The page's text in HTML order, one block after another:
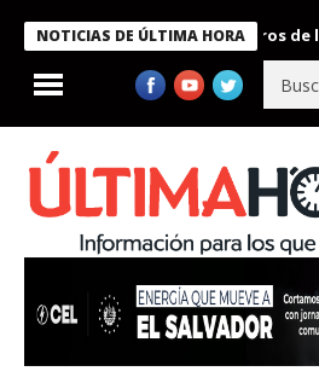
NOTICIAS DE ÚLTIMA HORA
condecora a miembros de la